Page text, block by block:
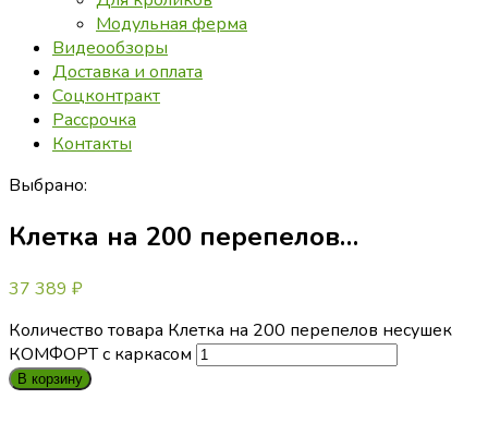
Модульная ферма
Видеообзоры
Доставка и оплата
Соцконтракт
Рассрочка
Контакты
Выбрано:
Клетка на 200 перепелов…
37 389 ₽
Количество товара Клетка на 200 перепелов несушек
КОМФОРТ с каркасом
В корзину